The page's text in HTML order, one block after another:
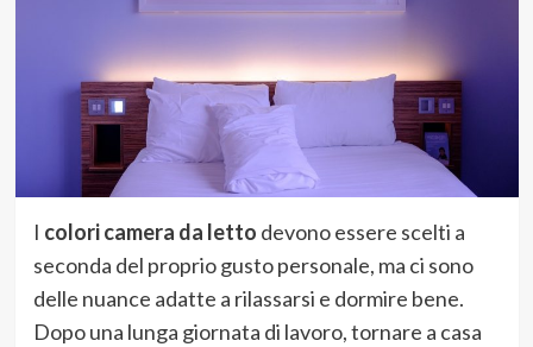
I colori camera da letto devono essere scelti a
seconda del proprio gusto personale, ma ci sono
delle nuance adatte a rilassarsi e dormire bene.
Dopo una lunga giornata di lavoro, tornare a casa